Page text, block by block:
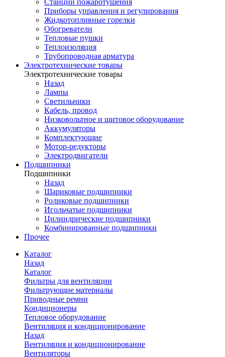
Станции пожаротушения
Приборы управления и регулирования
Жидкотопливные горелки
Обогреватели
Тепловые пушки
Теплоизоляция
Трубопроводная арматура
Электротехнические товары
Электротехнические товары
Назад
Лампы
Светильники
Кабель, провод
Низковольтное и щитовое оборудование
Аккумуляторы
Комплектующие
Мотор-редукторы
Электродвигатели
Подшипники
Подшипники
Назад
Шариковые подшипники
Роликовые подшипники
Игольчатые подшипники
Цилиндрические подшипники
Комбинированные подшипники
Прочее
Каталог
Назад
Каталог
Фильтры для вентиляции
Фильтрующие материалы
Приводные ремни
Кондиционеры
Тепловое оборудование
Вентиляция и кондиционирование
Назад
Вентиляция и кондиционирование
Вентиляторы